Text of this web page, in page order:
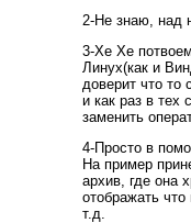
2-Не знаю, над
3-Хе Хе
Линух(как и
доверит что то
и как раз в тех
заменить
4-Просто в
На пример
архив, где она
отображать
т.д.